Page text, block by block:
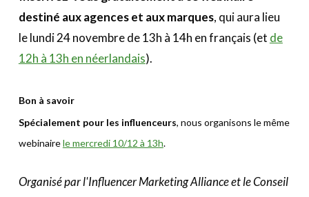
destiné aux agences et aux marques, qui aura lieu
le lundi 24 novembre de 13h à 14h en français (et de
12h à 13h en néerlandais).
Bon à savoir
Spécialement pour les influenceurs, nous organisons le même
webinairele mercredi 10/12 à 13h.
Organisé par l'Influencer Marketing Alliance et le Conseil